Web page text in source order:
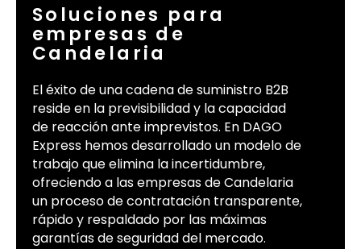
Soluciones para
empresas de
Candelaria
El éxito de una cadena de suministro B2B
reside en la previsibilidad y la capacidad
de reacción ante imprevistos. En DAGO
Express hemos desarrollado un modelo de
trabajo que elimina la incertidumbre,
ofreciendo a las empresas de Candelaria
un proceso de contratación transparente,
rápido y respaldado por las máximas
garantías de seguridad del mercado.